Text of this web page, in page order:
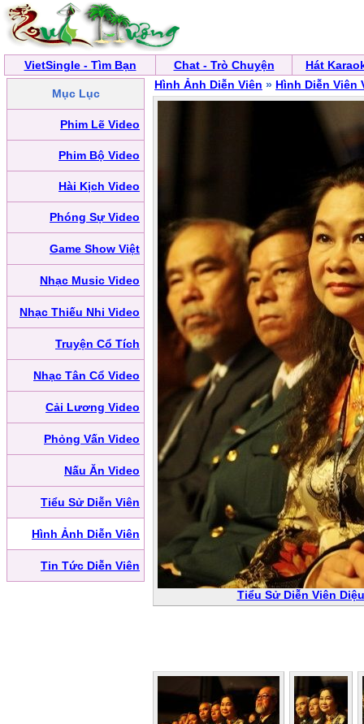
VietSingle - Tìm Bạn Chat - Trò Chuyện Hát
Mục Lục
Phim Lẽ Video
Phim Bộ Video
Hài Kịch Video
Phóng Sự Video
Game Show Việt
Nhạc Music Video
Nhạc Thiếu Nhi Video
Truyện Cổ Tích
Nhạc Tân Cổ Video
Cải Lương Video
Phỏng Vấn Video
Nấu Ăn Video
Tiểu Sử Diễn Viên
Hình Ảnh Diễn Viên
Tin Tức Diễn Viên
Hình Ảnh Diễn Viên » Hình Diễn Viên
Tiểu Sử Diễn Viên